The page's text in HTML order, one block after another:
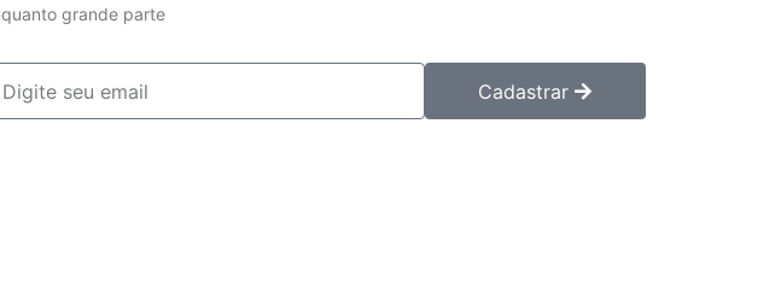
grande parte
Cadastrar